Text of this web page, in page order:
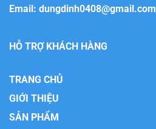
Email: dungdinh0408@gmail.com
HỖ TRỢ KHÁCH HÀNG
TRANG CHỦ
GIỚI THIỆU
SẢN PHẨM